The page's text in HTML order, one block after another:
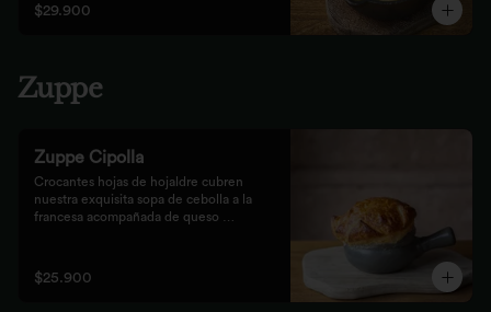
$29.900
Zuppe
Zuppe Cipolla
Crocantes hojas de hojaldre cubren
nuestra exquisita sopa de cebolla a la
francesa acompañada de queso
$25.900